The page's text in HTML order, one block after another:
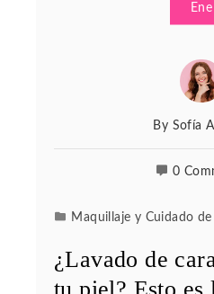
Ene
By Sofía
0
Maquillaje y Cuidado de
¿Lavado de